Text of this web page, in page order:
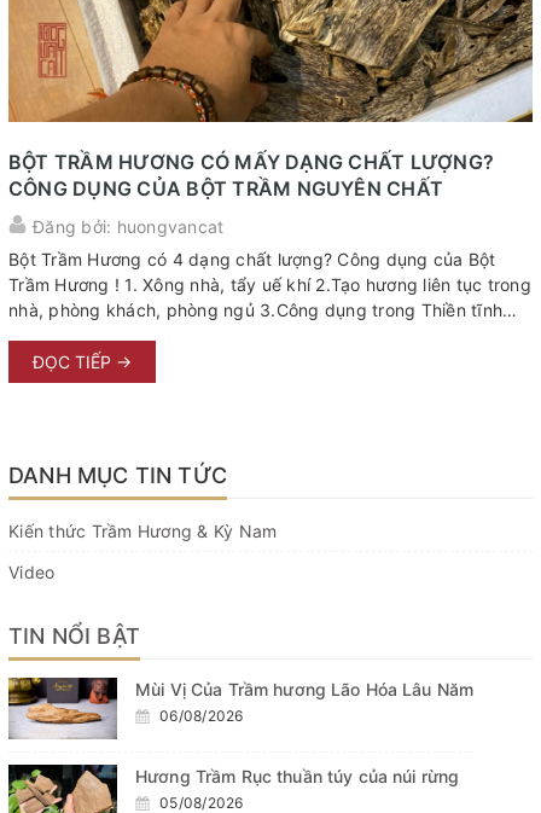
BỘT TRẦM HƯƠNG CÓ MẤY DẠNG CHẤT LƯỢNG?
CÔNG DỤNG CỦA BỘT TRẦM NGUYÊN CHẤT
Đăng bởi: huongvancat
Bột Trầm Hương có 4 dạng chất lượng? Công dụng của Bột
Trầm Hương !​​​​​​​ 1. Xông nhà, tẩy uế khí 2.Tạo hương liên tục trong
nhà, phòng khách, phòng ngủ 3.Công dụng trong Thiền tĩnh
ĐỌC TIẾP →
DANH MỤC TIN TỨC
Kiến thức Trầm Hương & Kỳ Nam
Video
TIN NỔI BẬT
Mùi Vị Của Trầm hương Lão Hóa Lâu Năm
06/08/2026
Hương Trầm Rục thuần túy của núi rừng
05/08/2026